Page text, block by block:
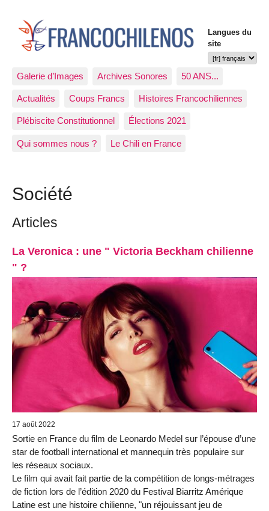
Langues du
site
Galerie d’Images Archives Sonores 50 ANS...
Actualités Coups Francs Histoires Francochiliennes
Plébiscite Constitutionnel Élections 2021
Qui sommes nous ? Le Chili en France
Société
Articles
La Veronica : une " Victoria Beckham chilienne
" ?
17 août 2022
Sortie en France du film de Leonardo Medel sur l’épouse d’une
star de football international et mannequin très populaire sur
les réseaux sociaux.
Le film qui avait fait partie de la compétition de longs-métrages
de fiction lors de l’édition 2020 du Festival Biarritz Amérique
Latine est une histoire chilienne, "un réjouissant jeu de